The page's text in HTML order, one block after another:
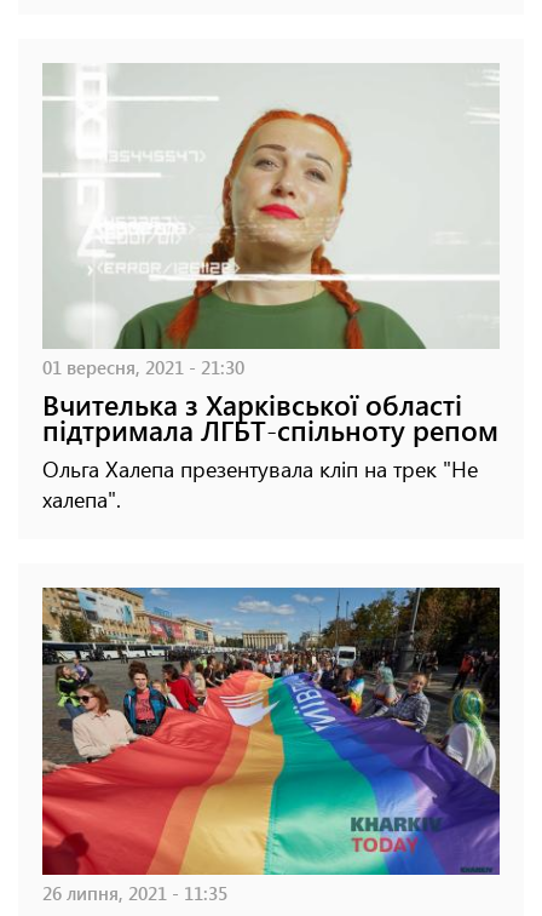
01 вересня, 2021 - 21:30
Вчителька з Харківської області
підтримала ЛГБТ-спільноту репом
Ольга Халепа презентувала кліп на трек "Не
халепа".
26 липня, 2021 - 11:35